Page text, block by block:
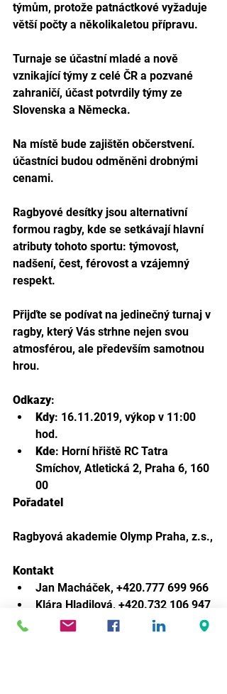
týmům, protože patnáctkové vyžaduje
větší počty a několikaletou přípravu.
Turnaje se účastní mladé a nově
vznikající týmy z celé ČR a pozvané
zahraničí, účast potvrdily týmy ze
Slovenska a Německa.
Na místě bude zajištěn občerstvení.
účastníci budou odměněni drobnými
cenami.
Ragbyové desítky jsou alternativní
formou ragby, kde se setkávají hlavní
atributy tohoto sportu: týmovost,
nadšení, čest, férovost a vzájemný
respekt.
Přijďte se podívat na jedinečný turnaj v
ragby, který Vás strhne nejen svou
atmosférou, ale především samotnou
hrou.
Odkazy:
Kdy: 16.11.2019, výkop v 11:00
hod.
Kde: Horní hřiště RC Tatra
Smíchov, Atletická 2, Praha 6, 160
00
Pořadatel
Ragbyová akademie Olymp Praha, z.s.,
Kontakt
Jan Macháček, +420.777 699 966
Klára Hladilová, +420.732 106 947
info@ragbyolymp.cz